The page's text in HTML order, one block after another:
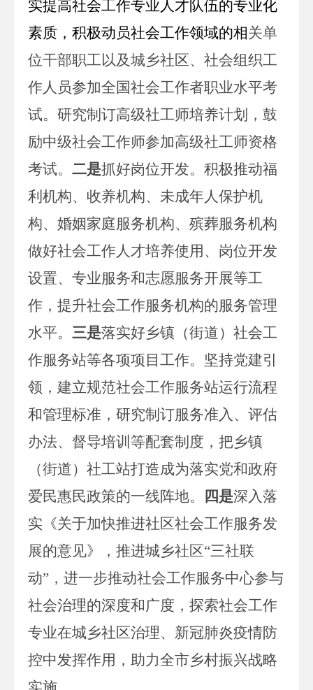
实提高社会工作专业人才队伍的专业化
素质，积极动员社会工作领域的相关单
位干部职工以及城乡社区、社会组织工
作人员参加全国社会工作者职业水平考
试。研究制订高级社工师培养计划，鼓
励中级社会工作师参加高级社工师资格
考试。 二是抓好岗位开发。积极推动福
利机构、收养机构、未成年人保护机
构、婚姻家庭服务机构、殡葬服务机构
做好社会工作人才培养使用、岗位开发
设置、专业服务和志愿服务开展等工
作，提升社会工作服务机构的服务管理
水平。 三是落实好乡镇（街道）社会工
作服务站等各项项目工作。坚持党建引
领，建立规范社会工作服务站运行流程
和管理标准，研究制订服务准入、评估
办法、督导培训等配套制度，把乡镇
（街道）社工站打造成为落实党和政府
爱民惠民政策的一线阵地。
四是深入落
实《关于加快推进社区社会工作服务发
展的意见》，推进城乡社区“三社联
动”，进一步推动社会工作服务中心参与
社会治理的深度和广度，探索社会工作
专业在城乡社区治理、新冠肺炎疫情防
控中发挥作用，助力全市乡村振兴战略